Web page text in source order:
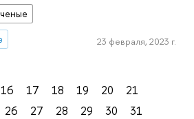
23 февраля, 2023 г.
16 17 18 19 20
21
26 27 28 29 30
31